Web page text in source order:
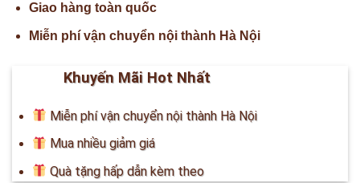
Giao hàng toàn quốc
Miễn phí vận chuyển nội thành Hà Nội
Khuyến Mãi Hot Nhất
Miễn phí vận chuyển nội thành Hà Nội
Mua nhiều giảm giá
Quà tặng hấp dẫn kèm theo